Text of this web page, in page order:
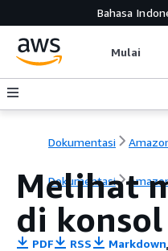
Bahasa
Mulai
Dokumentasi
Dokumentasi
Melihat
di konsol
PDF RSS Markdown